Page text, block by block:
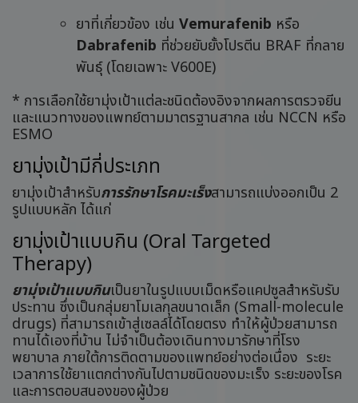
ยาที่เกี่ยวข้อง เช่น Vemurafenib หรือ
Dabrafenib ที่ช่วยยับยั้งโปรตีน BRAF ที่กลาย
พันธุ์ (โดยเฉพาะ V600E)
* การเลือกใช้ยามุ่งเป้าแต่ละชนิดต้องอิงจากผลการตรวจยีน
และแนวทางของแพทย์ตามมาตรฐานสากล เช่น NCCN หรือ
ESMO
ยามุ่งเป้ามีกี่ประเภท
ยามุ่งเป้าสำหรับการรักษาโรคมะเร็งสามารถแบ่งออกเป็น 2
รูปแบบหลัก ได้แก่
ยามุ่งเป้าแบบกิน (Oral Targeted
Therapy)
ยามุ่งเป้าแบบกินเป็นยาในรูปแบบเม็ดหรือแคปซูลสำหรับรับ
ประทาน ซึ่งเป็นกลุ่มยาโมเลกุลขนาดเล็ก (Small-molecule
drugs) ที่สามารถเข้าสู่เซลล์ได้โดยตรง ทำให้ผู้ป่วยสามารถ
ทานได้เองที่บ้าน ไม่จำเป็นต้องเดินทางมารักษาที่โรง
พยาบาล ภายใต้การติดตามของแพทย์อย่างต่อเนื่อง ระยะ
เวลาการใช้ยาแตกต่างกันไปตามชนิดของมะเร็ง ระยะของโรค
และการตอบสนองของผู้ป่วย